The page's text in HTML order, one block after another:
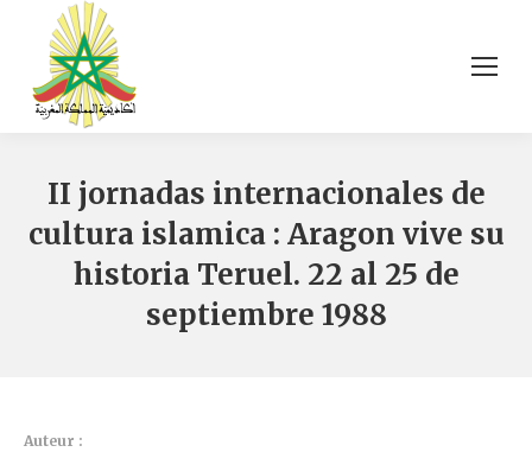
II jornadas internacionales de
cultura islamica : Aragon vive su
historia Teruel. 22 al 25 de
septiembre 1988
Auteur :